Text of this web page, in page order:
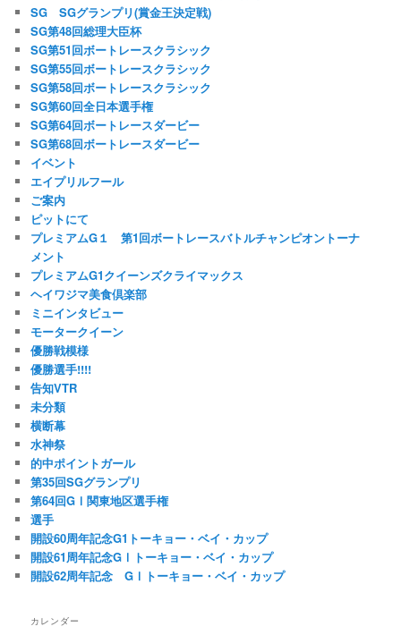
SG SGグランプリ(賞金王決定戦)
SG第48回総理大臣杯
SG第51回ボートレースクラシック
SG第55回ボートレースクラシック
SG第58回ボートレースクラシック
SG第60回全日本選手権
SG第64回ボートレースダービー
SG第68回ボートレースダービー
イベント
エイプリルフール
ご案内
ピットにて
プレミアムG１ 第1回ボートレースバトルチャンピオントーナ
メント
プレミアムG1クイーンズクライマックス
ヘイワジマ美食倶楽部
ミニインタビュー
モータークイーン
優勝戦模様
優勝選手!!!!
告知VTR
未分類
横断幕
水神祭
的中ポイントガール
第35回SGグランプリ
第64回GⅠ関東地区選手権
選手
開設60周年記念G1トーキョー・ベイ・カップ
開設61周年記念GⅠトーキョー・ベイ・カップ
開設62周年記念 GⅠトーキョー・ベイ・カップ
カレンダー